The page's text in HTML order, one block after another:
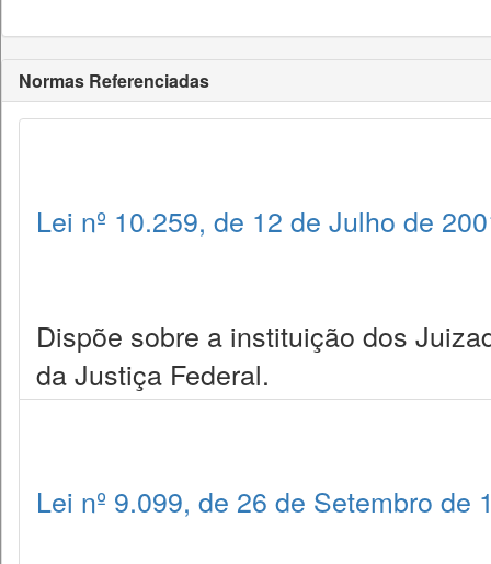
Normas Referenciadas
Lei nº 10.259, de 12 de Julho de
Dispõe sobre a instituição dos
da Justiça Federal.
Lei nº 9.099, de 26 de Setembro de